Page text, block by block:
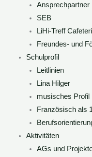
Ansprechpartner
SEB
LiHi-Treff
Freundes- und
Schulprofil
Leitlinien
Lina Hilger
musisches Profil
Französisch als
Aktivitäten
AGs und